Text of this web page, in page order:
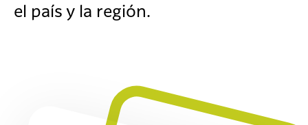
el país y la región.